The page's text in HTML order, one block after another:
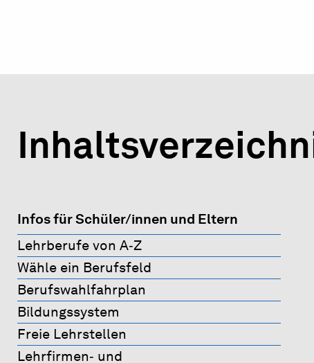
Infos für Schüler/innen und Eltern
Lehrberufe von A‐Z
Wähle ein Berufsfeld
Berufswahlfahrplan
Bildungssystem
Freie Lehrstellen
Lehrfirmen‐ und